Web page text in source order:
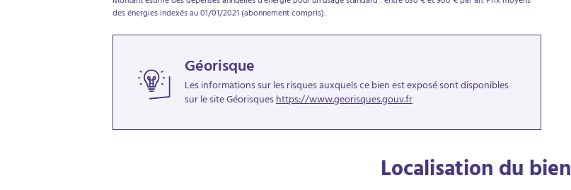
des énergies indexés au 01/01/2021 (abonnement compris).
Géorisque
Les informations sur les risques auxquels ce bien est exposé sont disponibles
sur le site Géorisqueshttps://www.georisques.gouv.fr
Localisation du bien